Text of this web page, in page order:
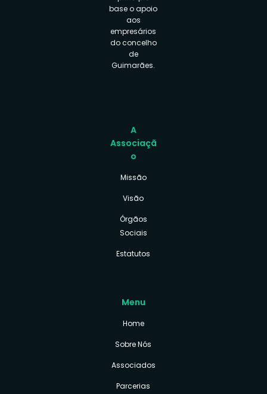
base o apoio
aos
empresários
do concelho
de
Guimarães.
A
Associaçã
o
Missão
Visão
Órgãos
Sociais
Estatutos
Menu
Home
Sobre Nós
Associados
Parcerias